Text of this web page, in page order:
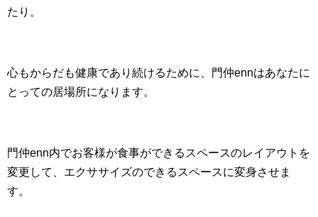
たり。
心もからだも健康であり続けるために、門仲ennはあなたに
とっての居場所になります。
門仲enn内でお客様が食事ができるスペースのレイアウトを
変更して、エクササイズのできるスペースに変身させま
す。